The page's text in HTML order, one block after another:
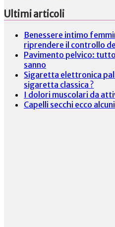
Ultimi articoli
Benessere intimo
riprendere il controllo
Pavimento pelvico:
sanno
Sigaretta elettronica
sigaretta classica ?
I dolori muscolari da
Capelli secchi ecco